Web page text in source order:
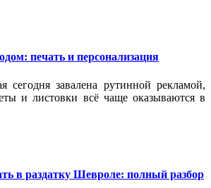
печать и персонализация
сегодня завалена рутинной рекламой,
и листовки всё чаще оказываются в
в раздатку Шевроле: полный разбор